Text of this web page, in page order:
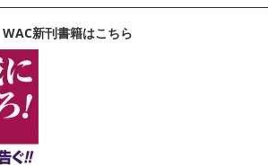
WAC新刊書籍はこちら